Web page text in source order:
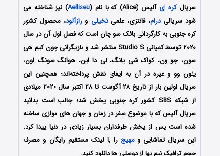
سریالکره ای آلیس (Alice) که با نام ( Aelliseu) نیز شناخته می
شود سریالیدرام، فانتزی، علمیتخیلی و رازآلود، محصول کشور
کره جنوبی به کارگردانی بائک سو چان است که فصل اول آن در سال
۲۰۲۰ توسط کمپانی Studio S منتشر شد و بازیگرانی چون کیم هی
سون، جو ون، کواک شی یانگ، لی دا این، هوانگ سونگ اون،
یئون وو و غیره در آن به ایفای نقش پرداخته‌اند؛ همچنین این
سریال اولین بار از تاریخ ۲۸ آگوست تا ۲۸ اکتبر سال ۲۰۲۰ میلادی
از شبکه SBS کشور کره جنوبی پخش شد؛ جالب است بدانید
سریال آلیس که با موضوع سفر در زمان و جهان های موازی ساخته
شده است پس از پخش طرفداران بسیار زیادی در دنیا پیدا کرد.
این سریال تماشایی ومهیج را با لینک مستقیم رایگان و مصرف
حجم ترافیک نیم بها از دوستی ها دانلود کنید.